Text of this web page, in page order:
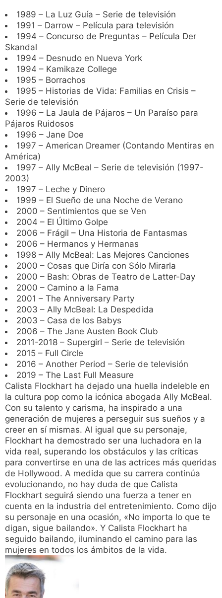
1989 – La Luz Guía – Serie de televisión
1991 – Darrow – Película para televisión
1994 – Concurso de Preguntas – Película Der
Skandal
1994 – Desnudo en Nueva York
1994 – Kamikaze College
1995 – Borrachos
1995 – Historias de Vida: Familias en Crisis –
Serie de televisión
1996 – La Jaula de Pájaros – Un Paraíso para
Pájaros Ruidosos
1996 – Jane Doe
1997 – American Dreamer (Contando Mentiras en
América)
1997 – Ally McBeal – Serie de televisión (1997-
2003)
1997 – Leche y Dinero
1999 – El Sueño de una Noche de Verano
2000 – Sentimientos que se Ven
2004 – El Último Golpe
2006 – Frágil – Una Historia de Fantasmas
2006 – Hermanos y Hermanas
1998 – Ally McBeal: Las Mejores Canciones
2000 – Cosas que Diría con Sólo Mirarla
2000 – Bash: Obras de Teatro de Latter-Day
2000 – Camino a la Fama
2001 – The Anniversary Party
2003 – Ally McBeal: La Despedida
2003 – Casa de los Babys
2006 – The Jane Austen Book Club
2011-2018 – Supergirl – Serie de televisión
2015 – Full Circle
2016 – Another Period – Serie de televisión
2019 – The Last Full Measure
Calista Flockhart ha dejado una huella indeleble en
la cultura pop como la icónica abogada Ally McBeal.
Con su talento y carisma, ha inspirado a una
generación de mujeres a perseguir sus sueños y a
creer en sí mismas. Al igual que su personaje,
Flockhart ha demostrado ser una luchadora en la
vida real, superando los obstáculos y las críticas
para convertirse en una de las actrices más queridas
de Hollywood. A medida que su carrera continúa
evolucionando, no hay duda de que Calista
Flockhart seguirá siendo una fuerza a tener en
cuenta en la industria del entretenimiento. Como dijo
su personaje en una ocasión, «No importa lo que te
digan, sigue bailando». Y Calista Flockhart ha
seguido bailando, iluminando el camino para las
mujeres en todos los ámbitos de la vida.